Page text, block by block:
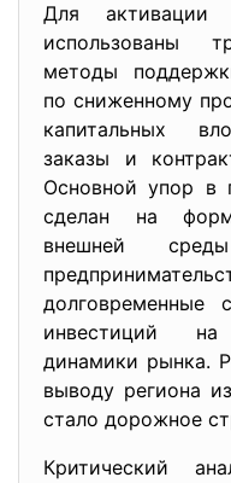
Для активации
использованы
методы
по сниженному
капитальных
заказы и
Основной упор в
сделан на
внешней
долговременные
инвестиций
динамики рынка.
выводу региона
стало дорожное
Критический